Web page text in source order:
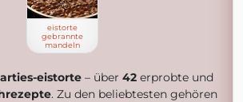
eistorte
gebrannte
mandeln
eistorte– über 42erprobte und
. Zu den beliebtesten gehören